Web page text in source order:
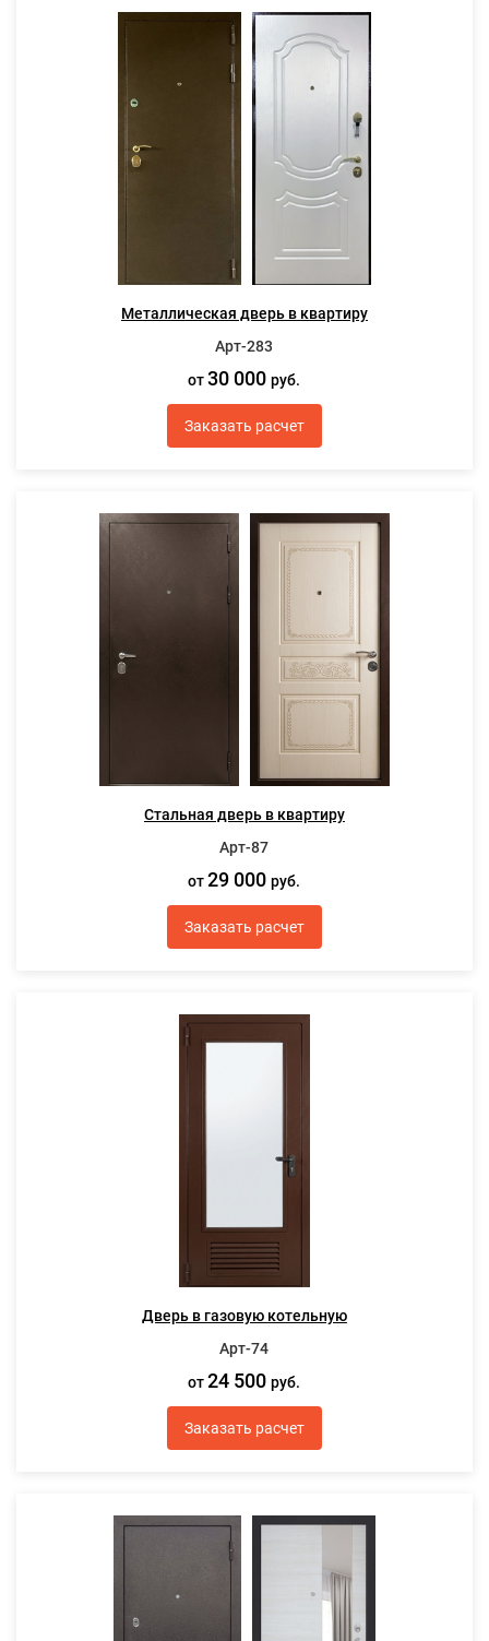
Металлическая дверь в квартиру
Арт-283
от30 000руб.
Заказать расчет
Стальная дверь в квартиру
Арт-87
от29 000руб.
Заказать расчет
Дверь в газовую котельную
Арт-74
от24 500руб.
Заказать расчет